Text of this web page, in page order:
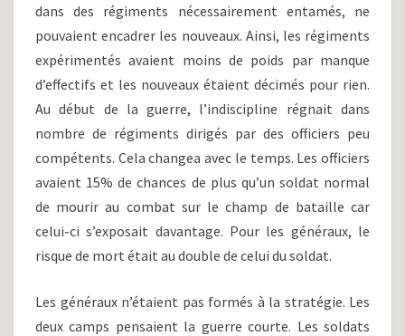
dans des régiments nécessairement entamés, ne
pouvaient encadrer les nouveaux. Ainsi, les régiments
expérimentés avaient moins de poids par manque
d’effectifs et les nouveaux étaient décimés pour rien.
Au début de la guerre, l’indiscipline régnait dans
nombre de régiments dirigés par des officiers peu
compétents. Cela changea avec le temps. Les officiers
avaient 15% de chances de plus qu’un soldat normal
de mourir au combat sur le champ de bataille car
celui-ci s’exposait davantage. Pour les généraux, le
risque de mort était au double de celui du soldat.
Les généraux n’étaient pas formés à la stratégie. Les
deux camps pensaient la guerre courte. Les soldats